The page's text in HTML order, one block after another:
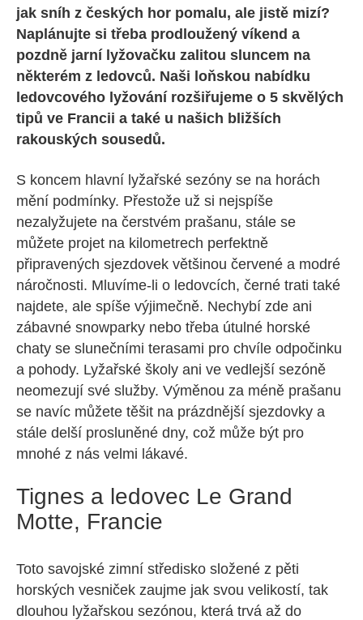
jak sníh z českých hor pomalu, ale jistě mizí?
Naplánujte si třeba prodloužený víkend a
pozdně jarní lyžovačku zalitou sluncem na
některém z ledovců. Naši loňskou nabídku
ledovcového lyžování rozšiřujeme o 5 skvělých
tipů ve Francii a také u našich bližších
rakouských sousedů.
S koncem hlavní lyžařské sezóny se na horách
mění podmínky. Přestože už si nejspíše
nezalyžujete na čerstvém prašanu, stále se
můžete projet na kilometrech perfektně
připravených sjezdovek většinou červené a modré
náročnosti. Mluvíme-li o ledovcích, černé trati také
najdete, ale spíše výjimečně. Nechybí zde ani
zábavné snowparky nebo třeba útulné horské
chaty se slunečními terasami pro chvíle odpočinku
a pohody. Lyžařské školy ani ve vedlejší sezóně
neomezují své služby. Výměnou za méně prašanu
se navíc můžete těšit na prázdnější sjezdovky a
stále delší prosluněné dny, což může být pro
mnohé z nás velmi lákavé.
Tignes a ledovec Le Grand
Motte, Francie
Toto savojské zimní středisko složené z pěti
horských vesniček zaujme jak svou velikostí, tak
dlouhou lyžařskou sezónou, která trvá až do